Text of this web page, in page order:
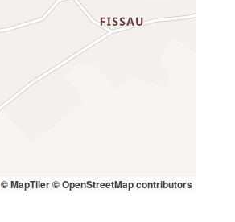
© MapTiler© OpenStreetMap contributors